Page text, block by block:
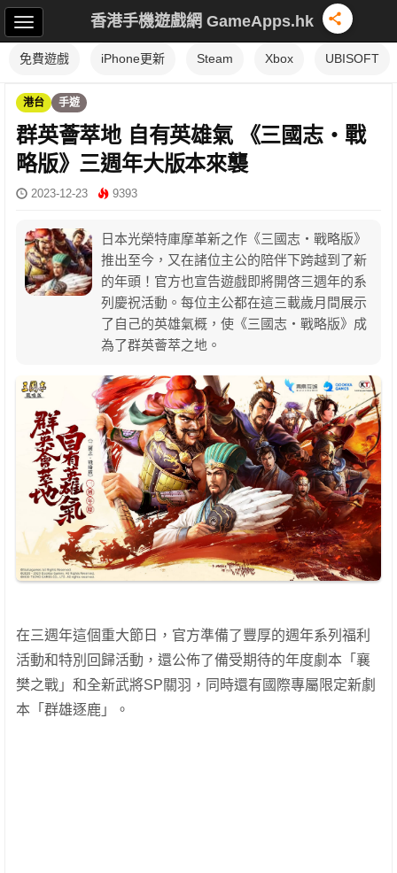
香港手機遊戲網 GameApps.hk
免費遊戲 iPhone更新 Steam Xbox UBISOFT
港台 手遊
群英薈萃地 自有英雄氣 《三國志・戰
略版》三週年大版本來襲
2023-12-23 9393
日本光榮特庫摩革新之作《三國志・戰略版》
推出至今，又在諸位主公的陪伴下跨越到了新
的年頭！官方也宣告遊戲即將開啓三週年的系
列慶祝活動。每位主公都在這三載歲月間展示
了自己的英雄氣概，使《三國志・戰略版》成
為了群英薈萃之地。
在三週年這個重大節日，官方準備了豐厚的週年系列福利
活動和特別回歸活動，還公佈了備受期待的年度劇本「襄
樊之戰」和全新武將SP關羽，同時還有國際專屬限定新劇
本「群雄逐鹿」。